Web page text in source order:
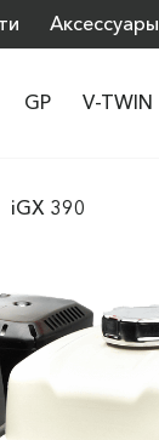
Аксессуары
GP V-TWIN
iGX 390